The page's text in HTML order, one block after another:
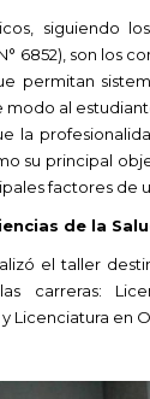
siguiendo
6852), son los
permitan
modo al
la
su principal
factores de
de la
el taller
carreras:
Licenciatura en